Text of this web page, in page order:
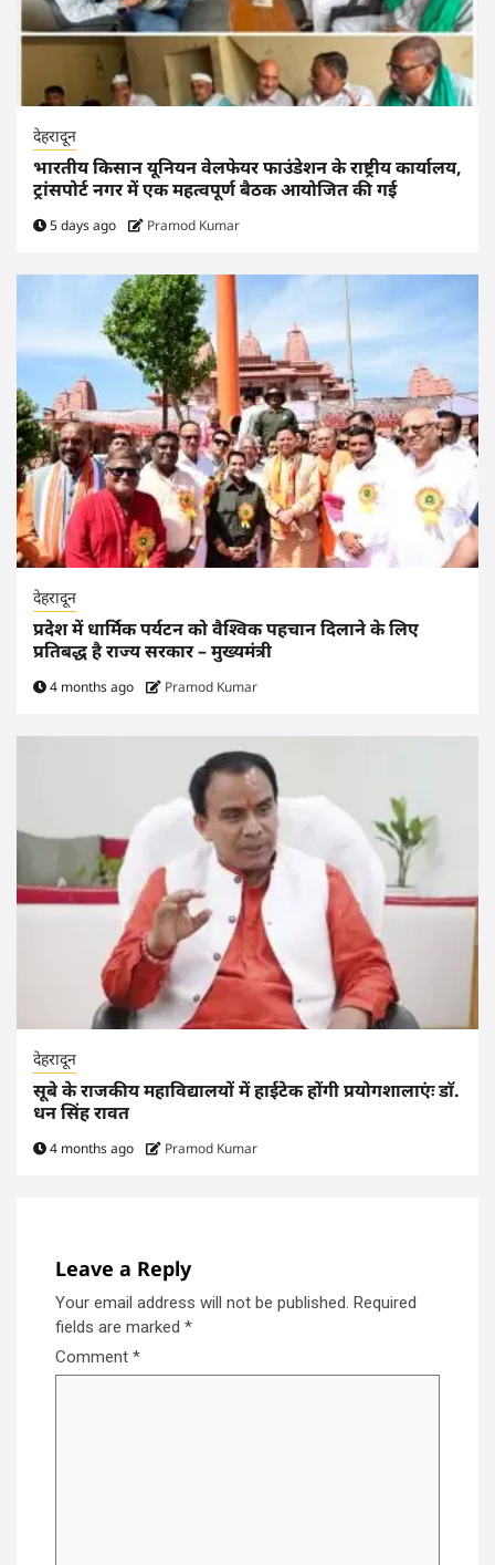
देहरादून
भारतीय किसान यूनियन वेलफेयर फाउंडेशन के राष्ट्रीय कार्यालय,
ट्रांसपोर्ट नगर में एक महत्वपूर्ण बैठक आयोजित की गई
5 days ago Pramod Kumar
देहरादून
प्रदेश में धार्मिक पर्यटन को वैश्विक पहचान दिलाने के लिए
प्रतिबद्ध है राज्य सरकार – मुख्यमंत्री
4 months ago Pramod Kumar
देहरादून
सूबे के राजकीय महाविद्यालयों में हाईटेक होंगी प्रयोगशालाएंः डाॅ.
धन सिंह रावत
4 months ago Pramod Kumar
Leave a Reply
Your email address will not be published. Required
fields are marked *
Comment *